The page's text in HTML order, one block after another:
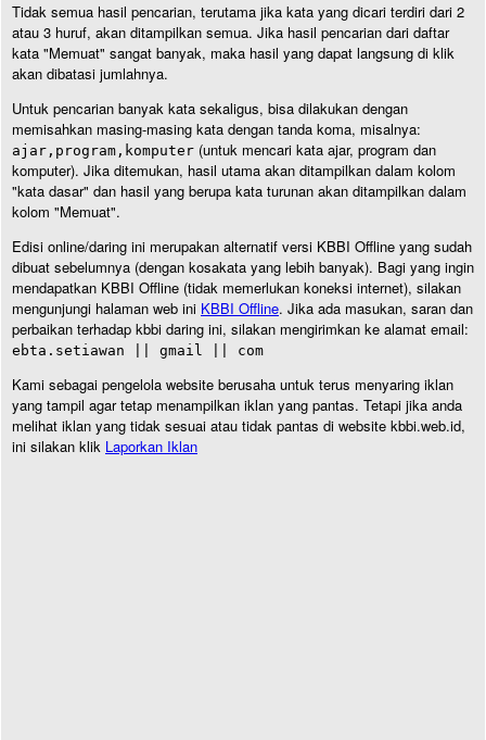
Tidak semua hasil pencarian, terutama jika kata yang dicari terdiri dari 2
atau 3 huruf, akan ditampilkan semua. Jika hasil pencarian dari daftar
kata "Memuat" sangat banyak, maka hasil yang dapat langsung di klik
akan dibatasi jumlahnya.
Untuk pencarian banyak kata sekaligus, bisa dilakukan dengan
memisahkan masing-masing kata dengan tanda koma, misalnya:
ajar,program,komputer (untuk mencari kata ajar, program dan
komputer). Jika ditemukan, hasil utama akan ditampilkan dalam kolom
"kata dasar" dan hasil yang berupa kata turunan akan ditampilkan dalam
kolom "Memuat".
Edisi online/daring ini merupakan alternatif versi KBBI Offline yang sudah
dibuat sebelumnya (dengan kosakata yang lebih banyak). Bagi yang ingin
mendapatkan KBBI Offline (tidak memerlukan koneksi internet), silakan
mengunjungi halaman web ini KBBI Offline. Jika ada masukan, saran dan
perbaikan terhadap kbbi daring ini, silakan mengirimkan ke alamat email:
ebta.setiawan || gmail || com
Kami sebagai pengelola website berusaha untuk terus menyaring iklan
yang tampil agar tetap menampilkan iklan yang pantas. Tetapi jika anda
melihat iklan yang tidak sesuai atau tidak pantas di website kbbi.web.id,
ini silakan klik Laporkan Iklan